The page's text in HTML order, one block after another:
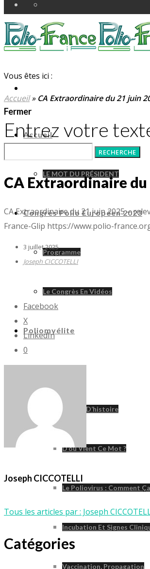
Accueil
LE MOT DU PRÉSIDENT
Congrès Polio Européen 2023
Programme
Le Congrès En Vidéos
Poliomyélite
Un Peu D’histoire
D’où Vient Ce Mot ?
Le Poliovirus : Comment
Incubation Et Signes
Vaccination, Propagation
Vous êtes ici :
Accueil» CA Extraordinaire du 21 juin
Fermer
Entrez votre
CA Extraordinaire du
CA Extraordinaire du 21 juin 2025 –
France-Glip https://www.polio-
3 juillet 2025
Joseph CICCOTELLI
Facebook
X
LinkedIn
0
Joseph CICCOTELLI
Tous les articles par : Joseph
Catégories